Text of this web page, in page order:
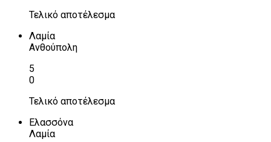
Τελικό αποτέλεσμα
Λαμία
Ανθούπολη
5
0
Τελικό αποτέλεσμα
Ελασσόνα
Λαμία